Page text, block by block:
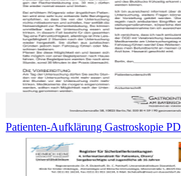
Patienten-Aufklärung Gastroskopie